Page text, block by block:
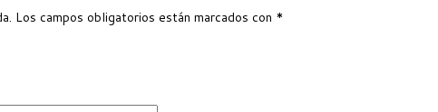
Los campos obligatorios están marcados con *